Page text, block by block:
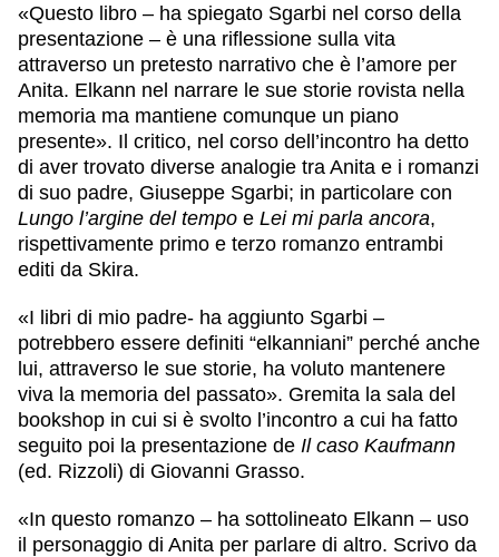
«Questo libro – ha spiegato Sgarbi nel corso della
presentazione – è una riflessione sulla vita
attraverso un pretesto narrativo che è l’amore per
Anita. Elkann nel narrare le sue storie rovista nella
memoria ma mantiene comunque un piano
presente». Il critico, nel corso dell’incontro ha detto
di aver trovato diverse analogie tra Anita e i romanzi
di suo padre, Giuseppe Sgarbi; in particolare con
Lungo l’argine del tempo e Lei mi parla ancora,
rispettivamente primo e terzo romanzo entrambi
editi da Skira.
«I libri di mio padre- ha aggiunto Sgarbi –
potrebbero essere definiti “elkanniani” perché anche
lui, attraverso le sue storie, ha voluto mantenere
viva la memoria del passato». Gremita la sala del
bookshop in cui si è svolto l’incontro a cui ha fatto
seguito poi la presentazione de Il caso Kaufmann
(ed. Rizzoli) di Giovanni Grasso.
«In questo romanzo – ha sottolineato Elkann – uso
il personaggio di Anita per parlare di altro. Scrivo da